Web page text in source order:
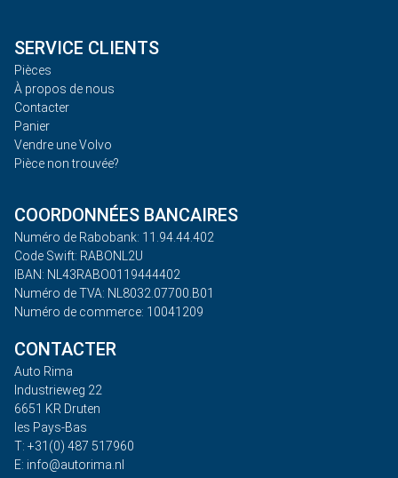
SERVICE CLIENTS
Pièces
À propos de nous
Contacter
Panier
Vendre une Volvo
Pièce non trouvée?
COORDONNÉES BANCAIRES
Numéro de Rabobank: 11.94.44.402
Code Swift: RABONL2U
IBAN: NL43RABO0119444402
Numéro de TVA: NL8032.07700.B01
Numéro de commerce: 10041209
CONTACTER
Auto Rima
Industrieweg 22
6651 KR Druten
les Pays-Bas
T: +31(0) 487 517960
E: info@autorima.nl